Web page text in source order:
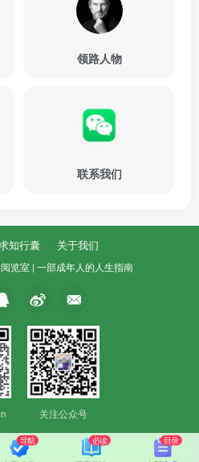
领路人物
联系我们
知行囊 关于我们
览室 | 一部成年人的人生指南
关注公众号
导航 必读 目录